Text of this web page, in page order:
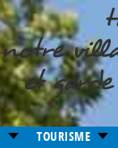
TOURISME